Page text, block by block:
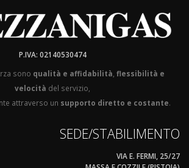
P.IVA: 02140530474
sono qualità e affidabilità flessibilità e
velocità del servizio,
attraverso un supporto diretto e costante.
SEDE/STABILIMENTO
VIA E. FERMI, 25/27